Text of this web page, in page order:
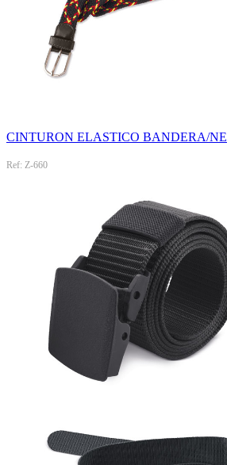
CINTURON ELASTICO BANDERA/NE
Ref: Z-660